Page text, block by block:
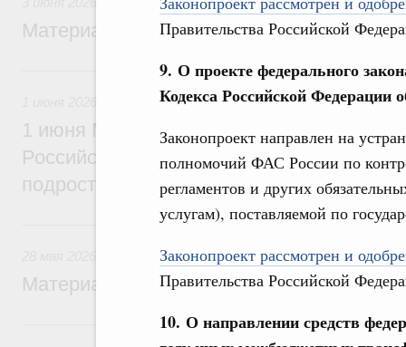
Правительства Российской
9. О проекте федерального
Кодекса Российской Федерации
Законопроект направлен на
полномочий ФАС России по
регламентов и других
услугам), поставляемой по
Законопроект рассмотрен и
Правительства Российской
10. О направлении средств
Материалы к заседанию Правительства
1 июня, понедельник
1 июня Михаил Мишустин вручит премии
Российской Федерации 2026 года в
подростковой литературы
28 мая, четверг
Материалы к заседанию Правительства
21 мая, четверг